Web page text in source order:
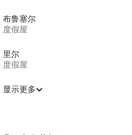
布鲁塞尔
度假屋
里尔
度假屋
显示更多